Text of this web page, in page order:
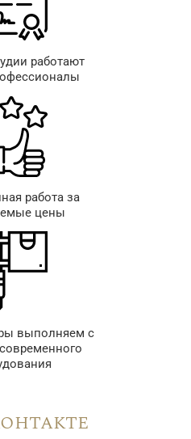
работают
работа за
цены
выполняем с